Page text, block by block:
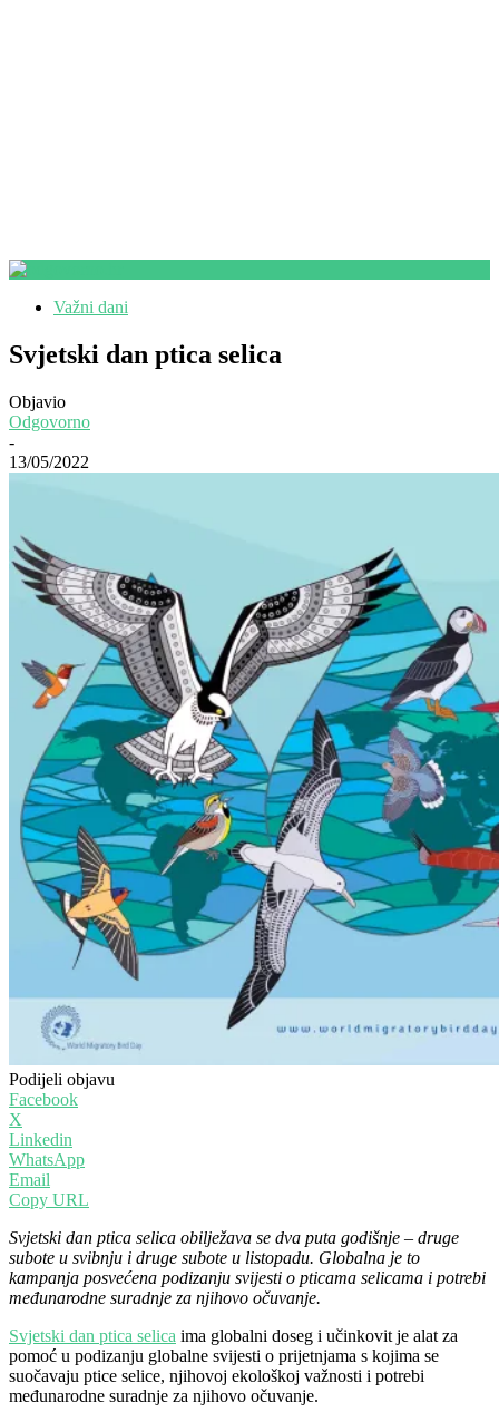
Važni dani
Svjetski dan ptica selica
Objavio
Odgovorno
-
13/05/2022
Podijeli objavu
Facebook
X
Linkedin
WhatsApp
Email
Copy URL
Svjetski dan ptica selica obilježava se dva puta godišnje – druge
subote u svibnju i druge subote u listopadu. Globalna je to
kampanja posvećena podizanju svijesti o pticama selicama i potrebi
međunarodne suradnje za njihovo očuvanje.
Svjetski dan ptica selica ima globalni doseg i učinkovit je alat za
pomoć u podizanju globalne svijesti o prijetnjama s kojima se
suočavaju ptice selice, njihovoj ekološkoj važnosti i potrebi
međunarodne suradnje za njihovo očuvanje.